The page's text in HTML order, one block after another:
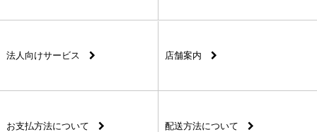
法人向けサービス 店舗案内
お支払方法について 配送方法について